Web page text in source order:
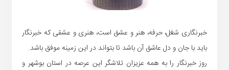
خبرنگاری شغل، حرفه، هنر و عشق است، هنری و عشقی که خبرنگار
باید با جان و دل عاشق آن باشد تا بتواند در این زمینه موفق باشد.
روز خبرنگار را به همه عزیزان تلاشگر این عرصه در استان بوشهر و